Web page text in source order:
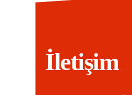
İletişim